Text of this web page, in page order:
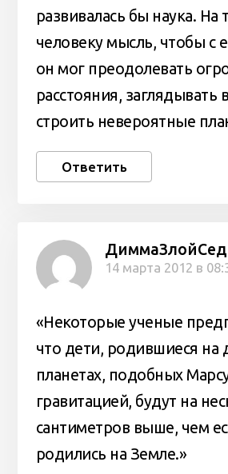
развивалась бы наука. На
человеку мысль, чтобы с
он мог преодолевать
расстояния, заглядывать
строить невероятные
Ответить
14 марта 2012 в
«Некоторые ученые
что дети, родившиеся на
планетах, подобных
гравитацией, будут на
сантиметров выше, чем
родились на Земле.»